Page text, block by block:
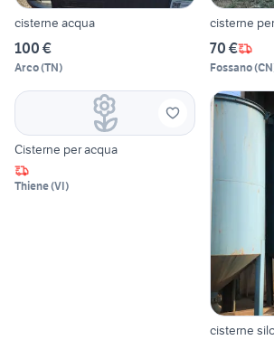
cisterne acqua
100 €
Arco(TN)
cisterne
70 €
Fossano(CN
Cisterne per acqua
Thiene(VI)
cisterne